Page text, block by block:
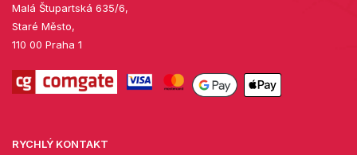
Malá Štupartská 635/6,
Staré Město,
110 00 Praha 1
RYCHLÝ KONTAKT